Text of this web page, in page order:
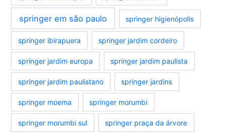
springer em são paulo springer higienópolis
springer ibirapuera springer jardim cordeiro
springer jardim europa springer jardim paulista
springer jardim paulistano springer jardins
springer moema springer morumbi
springer morumbi sul springer praça da árvore